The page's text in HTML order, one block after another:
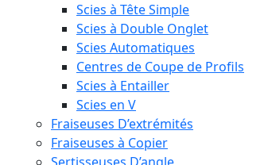
Scies à Tête Simple
Scies à Double Onglet
Scies Automatiques
Centres de Coupe de Profils
Scies à Entailler
Scies en V
Fraiseuses D’extrémités
Fraiseuses à Copier